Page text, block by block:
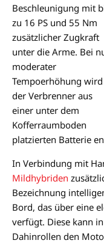
Beschleunigung mit
zu 16 PS und 55 Nm
zusätzlicher Zugkraft
unter die Arme. Bei
moderater
Tempoerhöhung wird
der Verbrenner aus
einer unter dem
Kofferraumboden
platzierten Batterie
In Verbindung mit
Mildhybriden
Bezeichnung
Bord, das über eine
verfügt. Diese kann
Dahinrollen den